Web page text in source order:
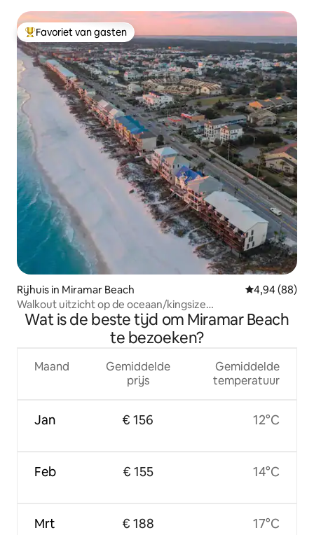
Topfavoriet van gasten
Favoriet van gasten
Rijhuis in Miramar Beach Gemiddelde
4,94 (88)
Walkout uitzicht op de oceaan/kingsize
bedden/privéstrand
Wat is de beste tijd om Miramar Beach
te bezoeken?
Maand
Jan
Feb
Mrt
Gemiddelde
prijs
€ 156
€ 155
€ 188
Gemiddelde
temperatuur
12°C
14°C
17°C